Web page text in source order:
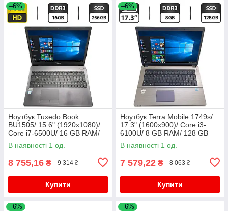
–6%
Ноутбук Tuxedo Book
BU1505/ 15.6" (1920x1080)/
Core i7-6500U/ 16 GB RAM/
256 GB SSD/ HD 520
В наявності 1 од.
8 755,16 ₴ 9 314 ₴
Купити
–6%
Ноутбук Terra Mobile 1749s/
17.3" (1600x900)/ Core i3-
6100U/ 8 GB RAM/ 128 GB
SSD/ HD 520
В наявності 1 од.
7 579,22 ₴ 8 063 ₴
Купити
–6% –6%